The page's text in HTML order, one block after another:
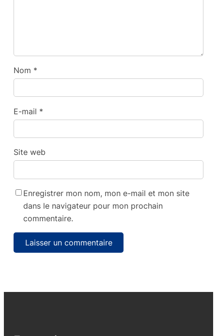
Nom *
E-mail *
Site web
Enregistrer mon nom, mon e-mail et mon site
dans le navigateur pour mon prochain
commentaire.